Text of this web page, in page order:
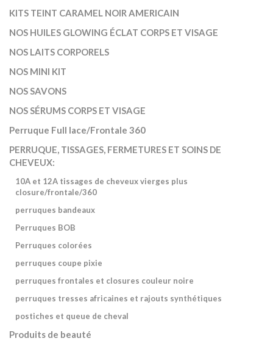
KITS TEINT CARAMEL NOIR AMERICAIN
NOS HUILES GLOWING ÉCLAT CORPS ET VISAGE
NOS LAITS CORPORELS
NOS MINI KIT
NOS SAVONS
NOS SÉRUMS CORPS ET VISAGE
Perruque Full lace/Frontale 360
PERRUQUE, TISSAGES, FERMETURES ET SOINS DE
CHEVEUX:
10A et 12A tissages de cheveux vierges plus
closure/frontale/360
perruques bandeaux
Perruques BOB
Perruques colorées
perruques coupe pixie
perruques frontales et closures couleur noire
perruques tresses africaines et rajouts synthétiques
postiches et queue de cheval
Produits de beauté